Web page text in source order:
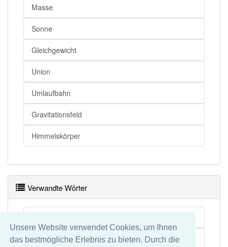
Unsere Website verwendet Cookies, um Ihnen
das bestmögliche Erlebnis zu bieten. Durch die
Masse
Sonne
Gleichgewicht
Union
Umlaufbahn
Gravitationsfeld
Himmelskörper
Verwandte Wörter
Protoplanet